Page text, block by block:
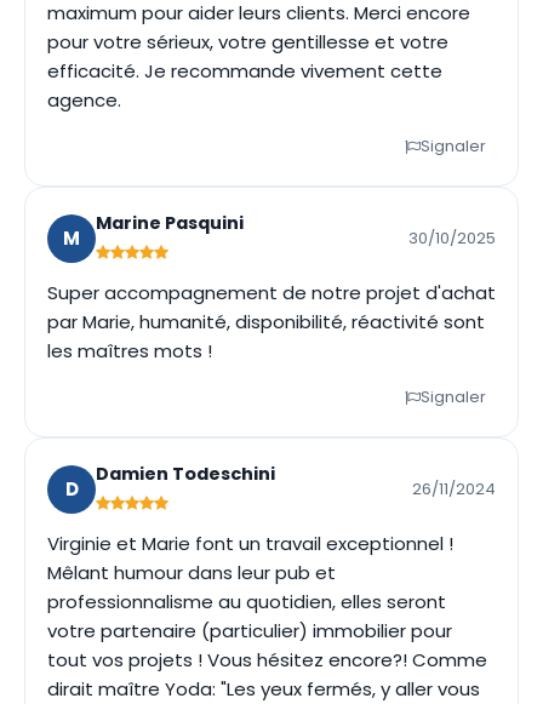
maximum pour aider leurs clients. Merci encore
pour votre sérieux, votre gentillesse et votre
efficacité. Je recommande vivement cette
agence.
Signaler
M
Marine Pasquini
30/10/2025
Super accompagnement de notre projet d'achat
par Marie, humanité, disponibilité, réactivité sont
les maîtres mots !
Signaler
D
Damien Todeschini
26/11/2024
Virginie et Marie font un travail exceptionnel !
Mêlant humour dans leur pub et
professionnalisme au quotidien, elles seront
votre partenaire (particulier) immobilier pour
tout vos projets ! Vous hésitez encore?! Comme
dirait maître Yoda: "Les yeux fermés, y aller vous